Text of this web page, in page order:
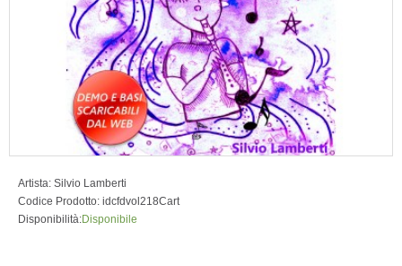
Artista: Silvio Lamberti
Codice Prodotto: idcfdvol218Cart
Disponibilità:Disponibile